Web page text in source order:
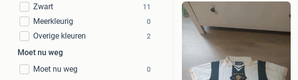
Zwart 11
Meerkleurig 0
Overige kleuren 2
Moet nu weg
Moet nu weg
0